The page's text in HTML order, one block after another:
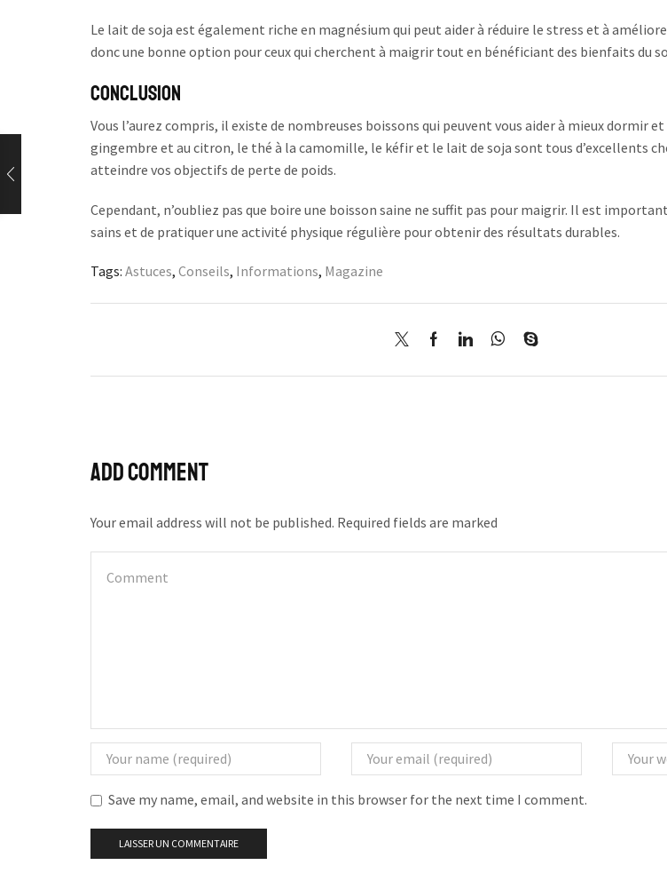
Le lait de soja est également riche en magnésium qui peut aider à réduire le stress et à
donc une bonne option pour ceux qui cherchent à maigrir tout en bénéficiant des bienfaits du
Conclusion
Vous l’aurez compris, il existe de nombreuses boissons qui peuvent vous aider à mieux dormir
gingembre et au citron, le thé à la camomille, le kéfir et le lait de soja sont tous d’excellents
atteindre vos objectifs de perte de poids.
Cependant, n’oubliez pas que boire une boisson saine ne suffit pas pour maigrir. Il est
sains et de pratiquer une activité physique régulière pour obtenir des résultats durables.
Tags: Astuces, Conseils, Informations, Magazine
Add comment
Your email address will not be published. Required fields are marked
Save my name, email, and website in this browser for the next time I comment.